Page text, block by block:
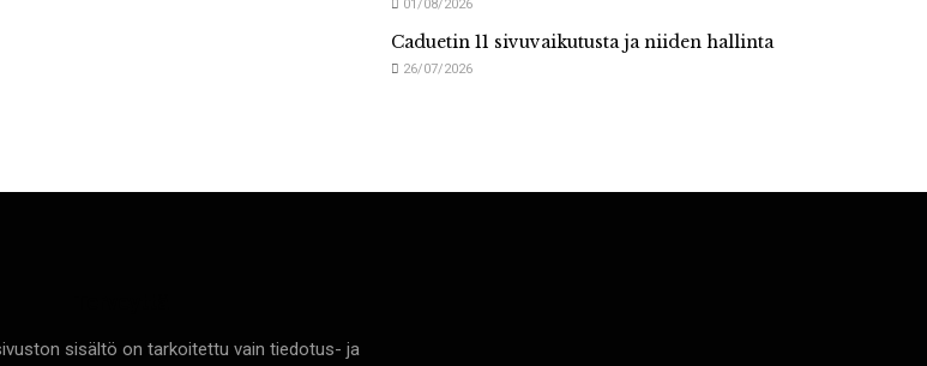
01/08/2026
Caduetin 11 sivuvaikutusta ja niiden hallinta
26/07/2026
sisältö on tarkoitettu vain tiedotus- ja